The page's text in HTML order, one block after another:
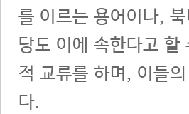
를 이르는 용어이나,
당도 이에 속한다고
적 교류를 하며, 이들
다.